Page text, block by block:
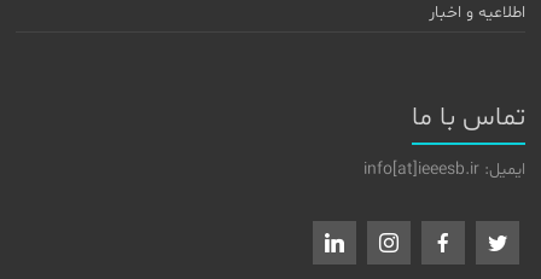
اطلاعیه و اخبار
تماس با ما
ایمیل: info[at]ieeesb.ir